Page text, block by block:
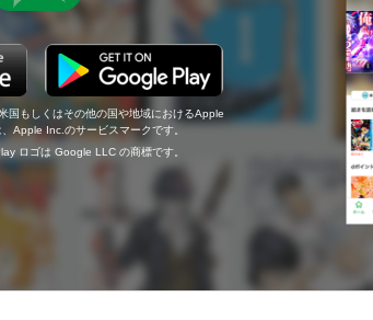
国もしくはその他の国や地域におけるApple
Apple Inc.のサービスマークです。
ロゴは Google LLC の商標です。